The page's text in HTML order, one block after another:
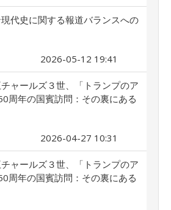
現代史に関する報道バランスへの
2026-05-12 19:41
チャールズ３世、「トランプのア
周年の国賓訪問：その裏にある
2026-04-27 10:31
チャールズ３世、「トランプのア
周年の国賓訪問：その裏にある